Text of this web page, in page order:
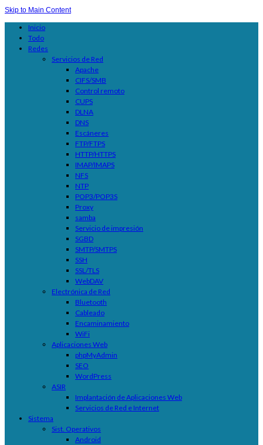
Skip to Main Content
Inicio
Todo
Redes
Servicios de Red
Apache
CIFS/SMB
Control remoto
CUPS
DLNA
DNS
Escáneres
FTP/FTPS
HTTP/HTTPS
IMAP/IMAPS
NFS
NTP
POP3/POP3S
Proxy
samba
Servicio de impresión
SGBD
SMTP/SMTPS
SSH
SSL/TLS
WebDAV
Electrónica de Red
Bluetooth
Cableado
Encaminamiento
WiFi
Aplicaciones Web
phpMyAdmin
SEO
WordPress
ASIR
Implantación de Aplicaciones Web
Servicios de Red e Internet
Sistema
Sist. Operativos
Android